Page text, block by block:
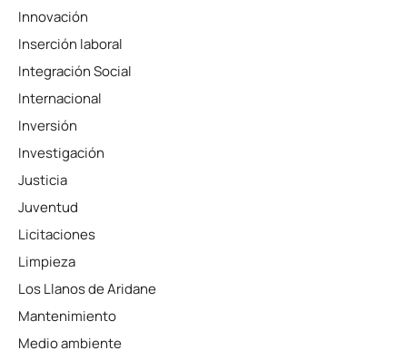
Innovación
Inserción laboral
Integración Social
Internacional
Inversión
Investigación
Justicia
Juventud
Licitaciones
Limpieza
Los Llanos de Aridane
Mantenimiento
Medio ambiente